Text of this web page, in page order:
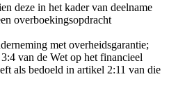
deze in het kader van deelname
overboekingsopdracht
met overheidsgarantie;
van de Wet op het financieel
als bedoeld in artikel 2:11 van die